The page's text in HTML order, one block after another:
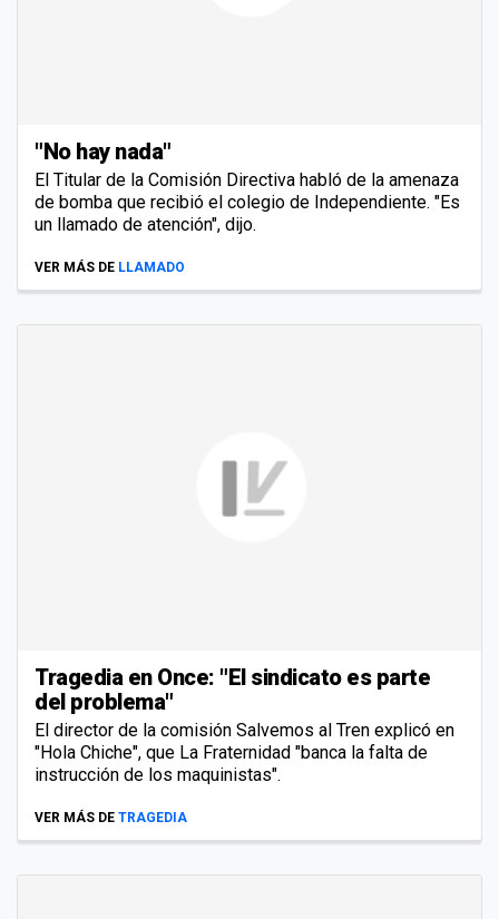
"No hay nada"
El Titular de la Comisión Directiva habló de la amenaza
de bomba que recibió el colegio de Independiente. "Es
un llamado de atención", dijo.
VER MÁS DE LLAMADO
Tragedia en Once: "El sindicato es parte
del problema"
El director de la comisión Salvemos al Tren explicó en
"Hola Chiche", que La Fraternidad "banca la falta de
instrucción de los maquinistas".
VER MÁS DE TRAGEDIA